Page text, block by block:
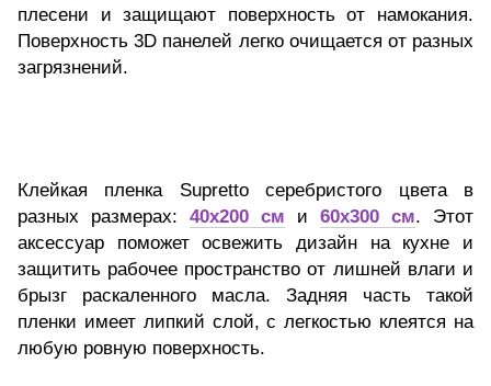
плесени и защищают поверхность от намокания.
Поверхность 3D панелей легко очищается от разных
загрязнений.
Клейкая пленка Supretto серебристого цвета в
разных размерах: 40x200 см и 60x300 см. Этот
аксессуар поможет освежить дизайн на кухне и
защитить рабочее пространство от лишней влаги и
брызг раскаленного масла. Задняя часть такой
пленки имеет липкий слой, с легкостью клеятся на
любую ровную поверхность.